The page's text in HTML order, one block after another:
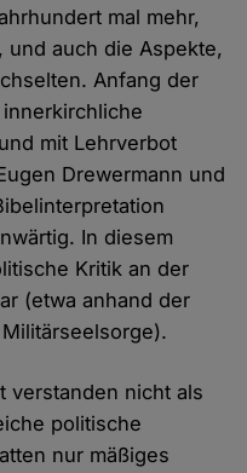
mal mehr,
und auch die Aspekte,
Anfang der
mit Lehrverbot
Drewermann und
In diesem
Kritik an der
(etwa anhand der
verstanden nicht als
politische
nur mäßiges